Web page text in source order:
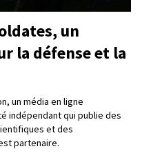
un
la défense et la
un média en ligne
indépendant qui publie des
et des
partenaire.